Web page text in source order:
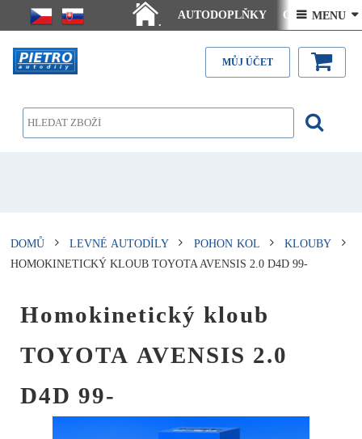
.
AUTODOPLŇKY Ceny doručení
Články - návody Kontakt
 MENU 
MŮJ ÚČET
DOMŮ LEVNÉ AUTODÍLY POHON KOL
KLOUBY
HOMOKINETICKÝ KLOUB TOYOTA AVENSIS 2.0 D4D 99-
Homokinetický kloub
TOYOTA AVENSIS 2.0
D4D 99-